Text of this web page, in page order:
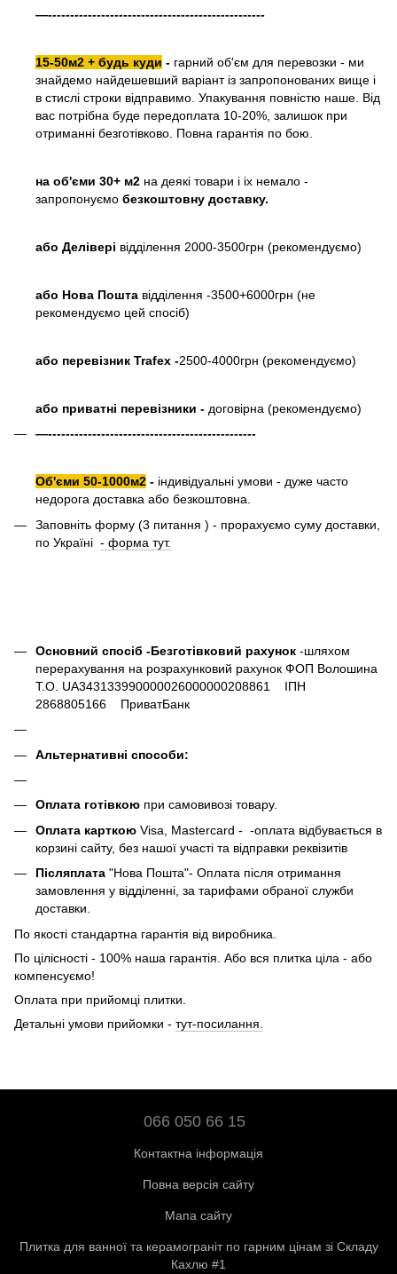
—-------------------------------------------------
15-50м2 + будь куди - гарний об'єм для перевозки - ми
знайдемо найдешевший варіант із запропонованих вище і
в стислі строки відправимо. Упакування повністю наше. Від
вас потрібна буде передоплата 10-20%, залишок при
отриманні безготівково. Повна гарантія по бою.
на об'єми 30+ м2 на деякі товари і іх немало -
запропонуємо безкоштовну доставку.
або Делівері відділення 2000-3500грн (рекомендуємо)
або Нова Пошта відділення -3500+6000грн (не
рекомендуємо цей спосіб)
або перевізник Trafex -2500-4000грн (рекомендуємо)
або приватні перевізники - договірна (рекомендуємо)
—-----------------------------------------------
Об'єми 50-1000м2 - індивідуальні умови - дуже часто
недорога доставка або безкоштовна.
Заповніть форму (3 питання ) - прорахуємо суму доставки,
по Україні - форма тут.
Основний спосіб -Безготівковий рахунок -шляхом
перерахування на розрахунковий рахунок ФОП Волошина
Т.О. UA343133990000026000000208861 ІПН
2868805166 ПриватБанк
Альтернативні способи:
Оплата готівкою при самовивозі товару.
Оплата карткою Visa, Mastercard - -оплата відбувається в
корзині сайту, без нашої участі та відправки реквізитів
Післяплата "Нова Пошта"- Оплата після отримання
замовлення у відділенні, за тарифами обраної служби
доставки.
По якості стандартна гарантія від виробника.
По цілісності - 100% наша гарантія. Або вся плитка ціла - або
компенсуємо!
Оплата при прийомці плитки.
Детальні умови прийомки - тут-посилання.
066 050 66 15
Контактна інформація
Повна версія сайту
Мапа сайту
Плитка для ванної та керамограніт по гарним цінам зі Складу
Кахлю #1